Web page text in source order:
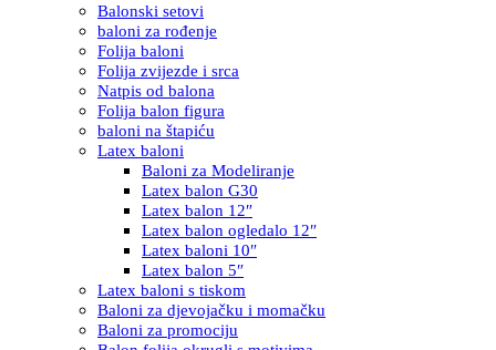
Balonski setovi
baloni za rođenje
Folija baloni
Folija zvijezde i srca
Natpis od balona
Folija balon figura
baloni na štapiću
Latex baloni
Baloni za Modeliranje
Latex balon G30
Latex balon 12″
Latex balon ogledalo 12″
Latex baloni 10″
Latex balon 5″
Latex baloni s tiskom
Baloni za djevojačku i momačku
Baloni za promociju